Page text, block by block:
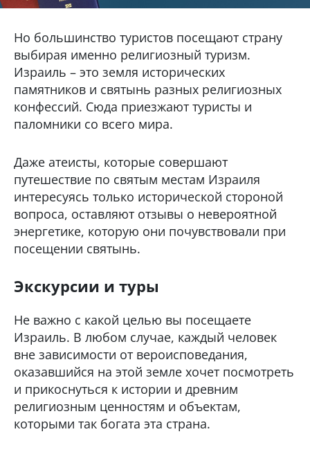
Но большинство туристов посещают страну
выбирая именно религиозный туризм.
Израиль – это земля исторических
памятников и святынь разных религиозных
конфессий. Сюда приезжают туристы и
паломники со всего мира.
Даже атеисты, которые совершают
путешествие по святым местам Израиля
интересуясь только исторической стороной
вопроса, оставляют отзывы о невероятной
энергетике, которую они почувствовали при
посещении святынь.
Экскурсии и туры
Не важно с какой целью вы посещаете
Израиль. В любом случае, каждый человек
вне зависимости от вероисповедания,
оказавшийся на этой земле хочет посмотреть
и прикоснуться к истории и древним
религиозным ценностям и объектам,
которыми так богата эта страна.